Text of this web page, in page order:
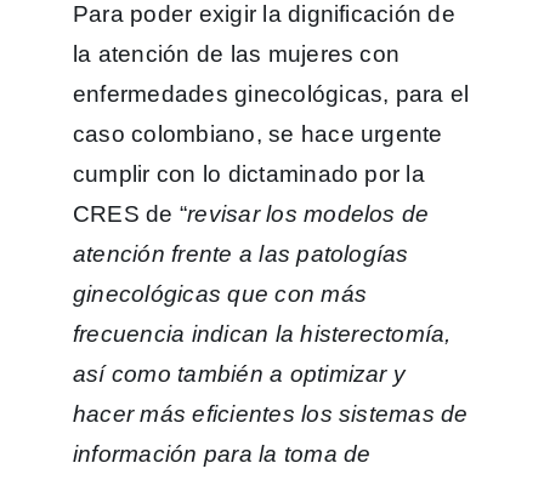
Para poder exigir la dignificación de
la atención de las mujeres con
enfermedades ginecológicas, para el
caso colombiano, se hace urgente
cumplir con lo dictaminado por la
CRES de “revisar los modelos de
atención frente a las patologías
ginecológicas que con más
frecuencia indican la histerectomía,
así como también a optimizar y
hacer más eficientes los sistemas de
información para la toma de